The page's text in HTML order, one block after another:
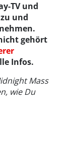
TV und
und
gehört
Infos.
Mass
wie Du